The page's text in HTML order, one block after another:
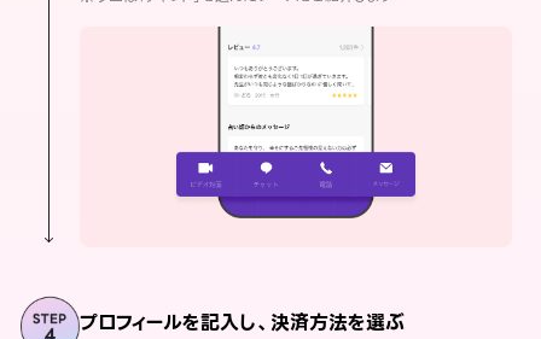
プロフィールを記入し、決済方法を選ぶ